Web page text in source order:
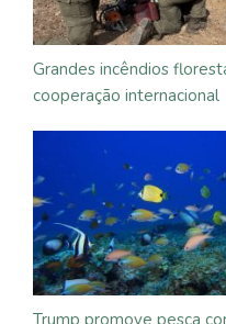
Grandes incêndios
cooperação internacional
Trump promove pesca